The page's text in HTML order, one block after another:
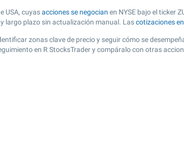
USA, cuyasacciones se negocian en NYSE bajo el ticker
largo plazo sin actualización manual. Lascotizaciones
zonas clave de precio y seguir cómo se
en R StocksTrader y compáralo con otras